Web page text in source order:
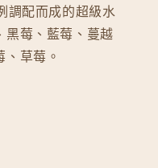
調配而成的超級水
黑莓、藍莓、蔓越
草莓。